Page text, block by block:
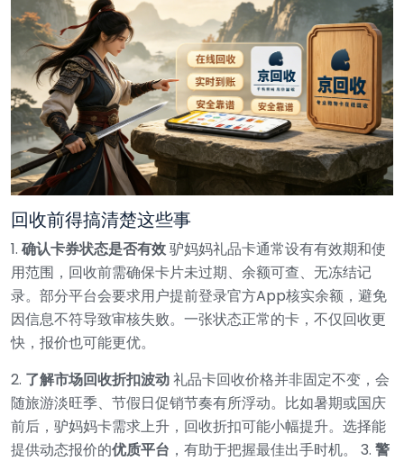
回收前得搞清楚这些事
1. 确认卡券状态是否有效驴妈妈礼品卡通常设有有效期和使
用范围，回收前需确保卡片未过期、余额可查、无冻结记
录。部分平台会要求用户提前登录官方App核实余额，避免
因信息不符导致审核失败。一张状态正常的卡，不仅回收更
快，报价也可能更优。
2. 了解市场回收折扣波动礼品卡回收价格并非固定不变，会
随旅游淡旺季、节假日促销节奏有所浮动。比如暑期或国庆
前后，驴妈妈卡需求上升，回收折扣可能小幅提升。选择能
提供动态报价的优质平台 ，有助于把握最佳出手时机。 3. 警